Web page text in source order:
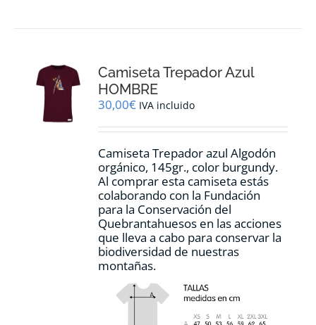
Camiseta Trepador Azul
HOMBRE
30,00€ IVA incluido
Camiseta Trepador azul Algodón
orgánico, 145gr., color burgundy.
Al comprar esta camiseta estás
colaborando con la Fundación
para la Conservación del
Quebrantahuesos en las acciones
que lleva a cabo para conservar la
biodiversidad de nuestras
montañas.